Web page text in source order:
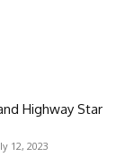
Highway Star
12, 2023